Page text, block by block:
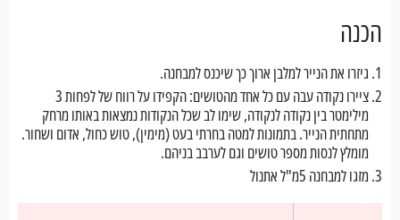
הכנה
גיזרו את הנייר למלבן ארוך כך שיכנס למבחנה.
ציירו נקודה עבה עם כל אחד מהטושים: הקפידו על רווח של לפחות 3
מילימטר בין נקודה לנקודה, שימו לב שכל הנקודות נמצאות באותו מרחק
מתחתית הנייר. בתמונות למטה בחרתי בעט (מימין), טוש כחול, אדום ושחור.
מומלץ לנסות מספר טושים וגם לערבב בניהם.
מזגו למבחנה 5מ"ל אתנול